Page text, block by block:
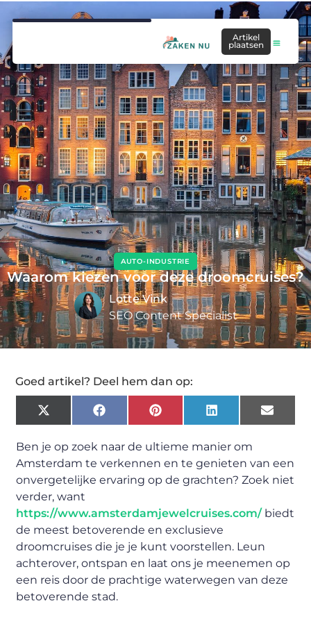
Artikel
plaatsen
AUTO-INDUSTRIE
Waarom kiezen voor deze droomcruises?
Lotte Vink
SEO Content Specialist
Goed artikel? Deel hem dan op:
X
(Twitter)
FacebookPinterestLinkedIn Email
Ben je op zoek naar de ultieme manier om
Amsterdam te verkennen en te genieten van een
onvergetelijke ervaring op de grachten? Zoek niet
verder, want
https://www.amsterdamjewelcruises.com/biedt
de meest betoverende en exclusieve
droomcruises die je je kunt voorstellen. Leun
achterover, ontspan en laat ons je meenemen op
een reis door de prachtige waterwegen van deze
betoverende stad.